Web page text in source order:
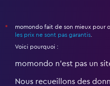
*
momondo fait de son mieux pour
les prix ne sont pas garantis
Voici pourquoi :
momondo n'est pas un
Nous recueillons des